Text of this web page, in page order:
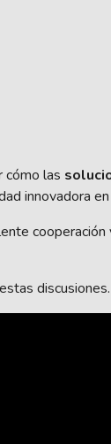
cómo las
innovadora
discusiones.